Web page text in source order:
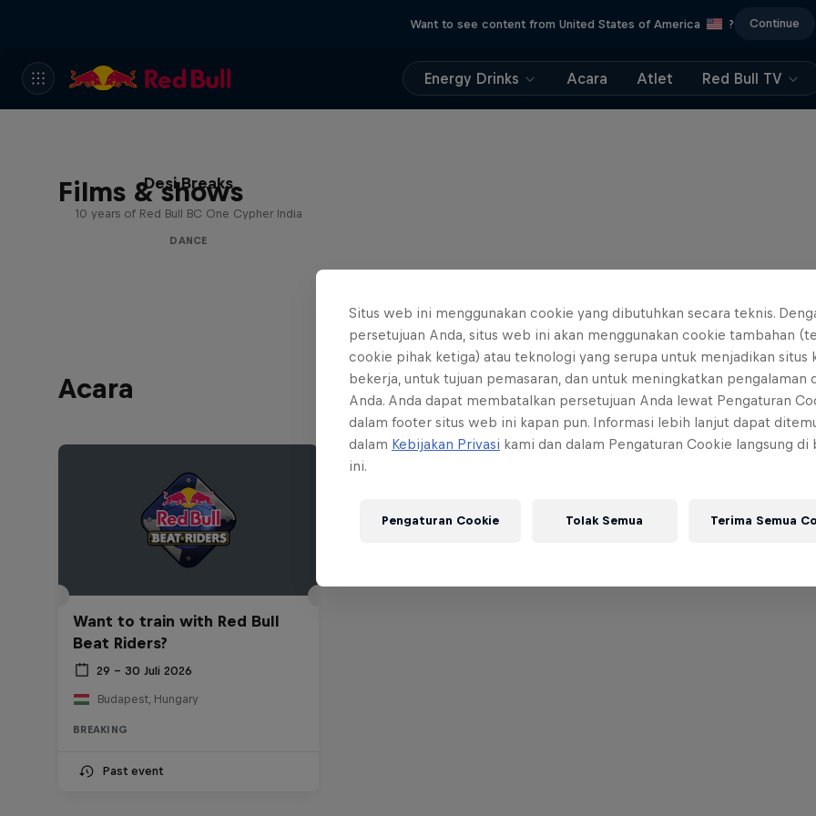
Want to see content from United States of America ? Continue
Energy Drinks Acara Atlet Red Bull TV
Films & shows
Desi Breaks
10 years of Red Bull BC One Cypher India
DANCE
Acara
Want to train with Red Bull
Beat Riders?
29 – 30 Juli 2026
Budapest, Hungary
BREAKING
Past event
Situs web ini menggunakan cookie yang dibutuhkan secara teknis.
persetujuan Anda, situs web ini akan menggunakan cookie tambahan
cookie pihak ketiga) atau teknologi yang serupa untuk menjadikan situs
bekerja, untuk tujuan pemasaran, dan untuk meningkatkan pengalaman
Anda. Anda dapat membatalkan persetujuan Anda lewat Pengaturan
dalam footer situs web ini kapan pun. Informasi lebih lanjut dapat
dalam Kebijakan Privasi kami dan dalam Pengaturan Cookie langsung di
ini.
Pengaturan Cookie Tolak Semua Terima Semua